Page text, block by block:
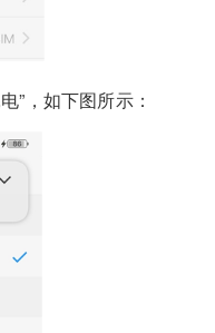
”，如下图所示：